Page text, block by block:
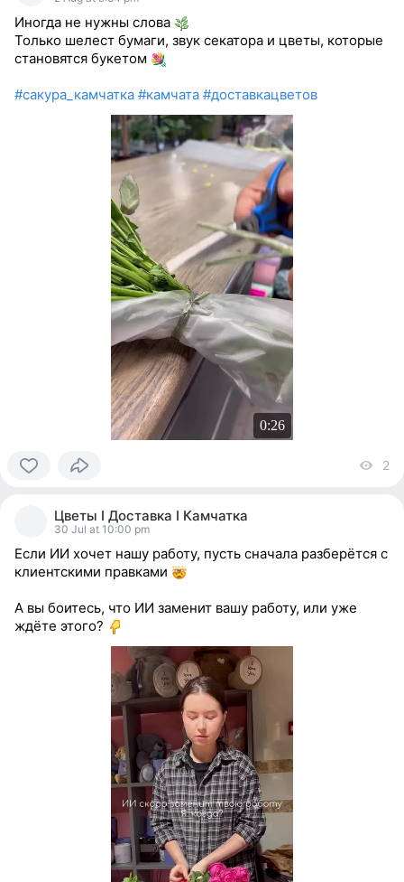
Иногда не нужны слова
Только шелест бумаги, звук секатора и цветы, которые
становятся букетом
#сакура_камчатка #камчата #доставкацветов
0:26
2
Цветы I Доставка I Камчатка
30 Jul at 10:00 pm
Если ИИ хочет нашу работу, пусть сначала разберётся с
клиентскими правками
А вы боитесь, что ИИ заменит вашу работу, или уже
ждёте этого?